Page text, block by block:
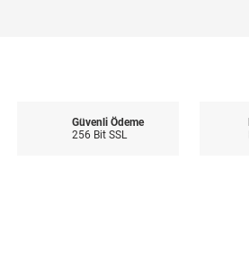
Güvenli Ödeme
256 Bit SSL